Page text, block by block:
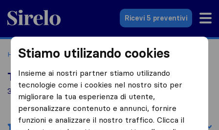
Sirelo.it
Ricevi 5 preventivi
Home Le 10 migliori aziende di traslochi in Italia
Top 10 traslocatori a Alassio
3 aziende di traslochi trovate a Alassio
Filtri Filtra per:
Stiamo utilizando cookies
Insieme ai nostri partner stiamo utilizando
tecnologie come i cookies nel nostro sito per
migliorare la tua esperienza di utente,
personalizzare contenuto e annunci, fornire
funzioni e analizzare il nostro traffico. Clicca il